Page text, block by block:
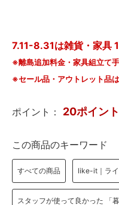
7.11-8.31は雑貨・家具
※離島追加料金・家具組立て
※セール品・アウトレット品は
ポイント： 20ポイント
この商品のキーワード
すべての商品 like-it｜ラ
スタッフが使って良かった 「